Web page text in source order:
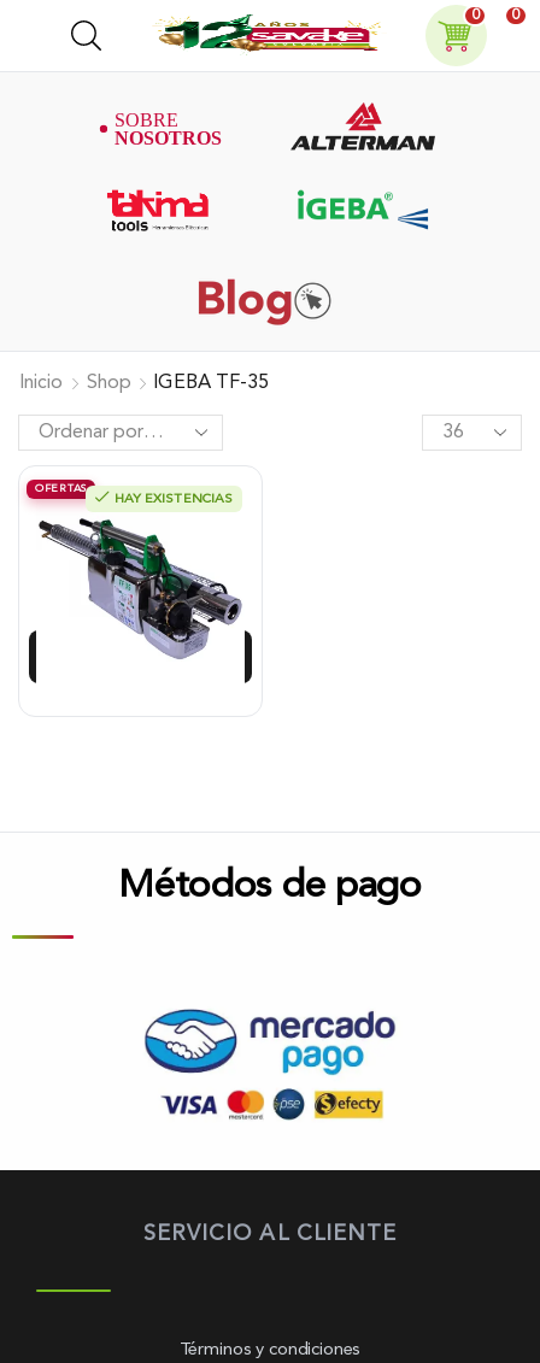
0 0
Inicio Shop IGEBA TF-35
OFERTAS
HAY EXISTENCIAS
Termonebulizador Igeba Gasolina,
Igeba Tf-35.
$12.679.167
$ 8.875.416
Añadir al carrito
Métodos de pago
SERVICIO AL CLIENTE
Términos y condiciones